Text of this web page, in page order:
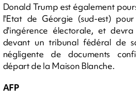
Donald Trump est également
l'Etat de Géorgie (sud-est)
d'ingérence électorale, et
devant un tribunal fédéral de
négligente de documents
départ de la Maison Blanche.
AFP